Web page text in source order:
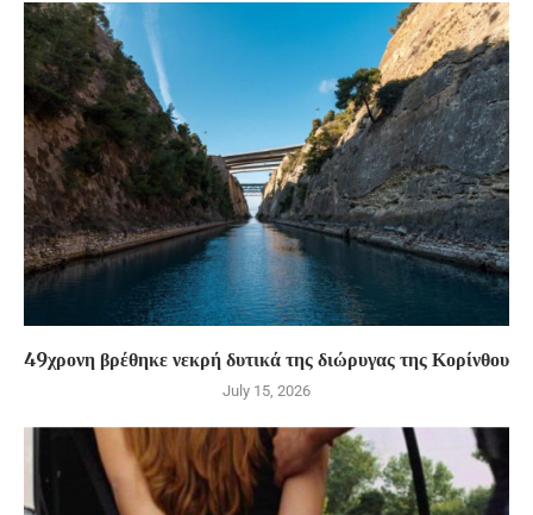
49χρονη βρέθηκε νεκρή δυτικά της διώρυγας της Κορίνθου
July 15, 2026